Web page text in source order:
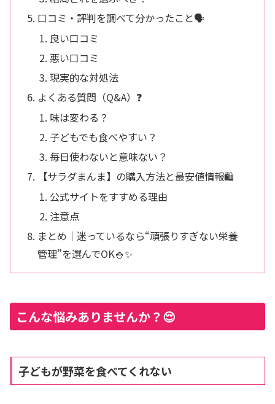
口コミ・評判を調べて分かったこと🗣️
良い口コミ
悪い口コミ
現実的な対処法
よくある質問（Q&A）❓
味は変わる？
子どもでも食べやすい？
毎日使わないと意味ない？
【サラダまんま】の購入方法と最安値情報🛍️
公式サイトをすすめる理由
注意点
まとめ｜迷っているなら“頑張りすぎない栄養
管理”を選んでOK🍚✨
こんな悩みありませんか？😌
子どもが野菜を食べてくれない